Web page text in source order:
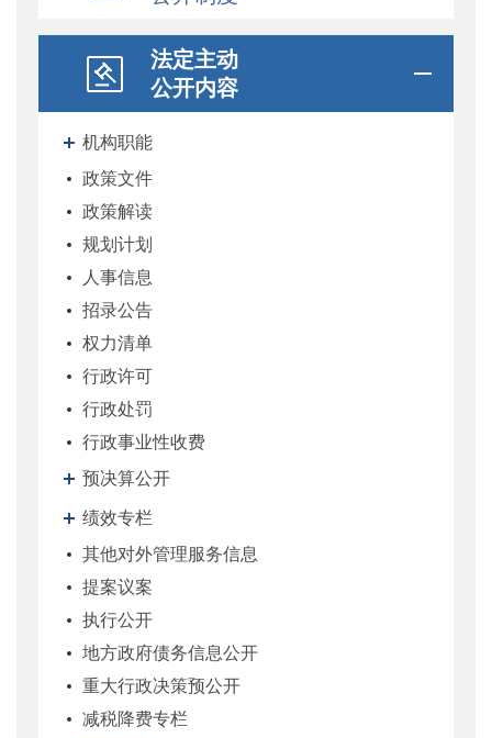
法定主动
公开内容
机构职能
政策文件
政策解读
规划计划
人事信息
招录公告
权力清单
行政许可
行政处罚
行政事业性收费
预决算公开
绩效专栏
其他对外管理服务信息
提案议案
执行公开
地方政府债务信息公开
重大行政决策预公开
减税降费专栏